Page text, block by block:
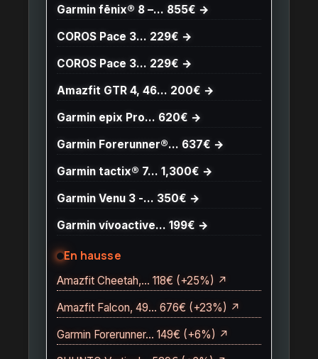
Garmin fēnix® 8 –… 855€ →
COROS Pace 3… 229€ →
COROS Pace 3… 229€ →
Amazfit GTR 4, 46… 200€ →
Garmin epix Pro… 620€ →
Garmin Forerunner®… 637€ →
Garmin tactix® 7… 1,300€ →
Garmin Venu 3 -… 350€ →
Garmin vívoactive… 199€ →
En hausse
Amazfit Cheetah,… 118€ (+25%) ↗
Amazfit Falcon, 49… 676€ (+23%) ↗
Garmin Forerunner… 149€ (+6%) ↗